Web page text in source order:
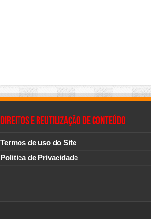
Direitos e Reutilização de Conteúdo
Termos de uso do Site
Politica de Privacidade